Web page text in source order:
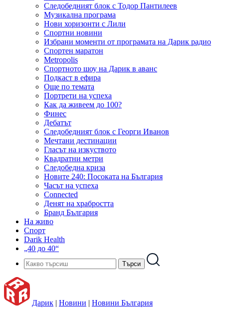
Следобедният блок с Тодор Пантилеев
Музикална програма
Нови хоризонти с Лили
Спортни новини
Избрани моменти от програмата на Дарик радио
Спортен маратон
Metropolis
Спортното шоу на Дарик в аванс
Подкаст в ефира
Още по темата
Портрети на успеха
Как да живеем до 100?
Финес
Дебатът
Следобедният блок с Георги Иванов
Мечтани дестинации
Гласът на изкуството
Квадратни метри
Следобедна криза
Новите 240: Посоката на България
Часът на успеха
Connected
Денят на храбростта
Бранд България
На живо
Спорт
Darik Health
„40 до 40“
Дарик | Новини | Новини България